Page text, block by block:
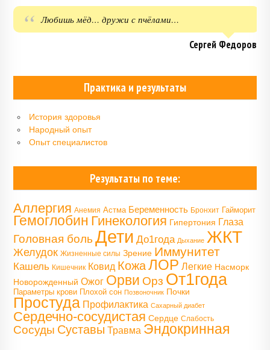
Любишь мёд… дружи с пчёлами…
Сергей Федоров
Практика и результаты
История здоровья
Народный опыт
Опыт специалистов
Результаты по теме:
Аллергия Анемия Астма Беременность Бронхит Гайморит
Гемоглобин Гинекология Гипертония Глаза
Головная боль Дети До1года Дыхание ЖКТ
Желудок Жизненные силы Зрение Иммунитет
Кашель Кишечник Ковид Кожа ЛОР Легкие Насморк
Новорожденный Ожог Орви Орз От1года
Параметры крови Плохой сон Позвоночник Почки
Простуда Профилактика Сахарный диабет
Сердечно-сосудистая Сердце Слабость
Сосуды Суставы Травма Эндокринная